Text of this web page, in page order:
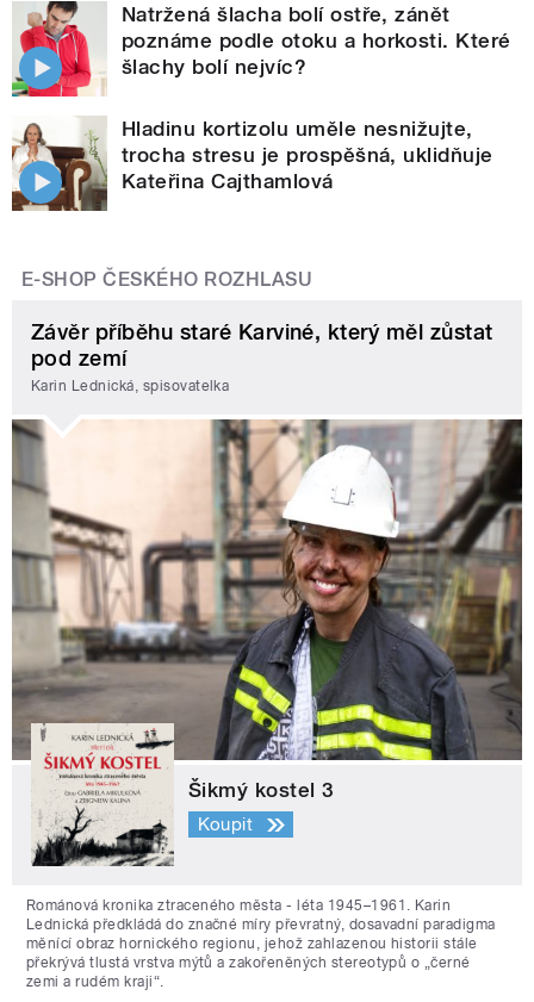
Natržená šlacha bolí ostře, zánět
poznáme podle otoku a horkosti. Které
šlachy bolí nejvíc?
Hladinu kortizolu uměle nesnižujte,
trocha stresu je prospěšná, uklidňuje
Kateřina Cajthamlová
E-SHOP ČESKÉHO ROZHLASU
Závěr příběhu staré Karviné, který měl zůstat
pod zemí
Karin Lednická, spisovatelka
Šikmý kostel 3
Koupit
Románová kronika ztraceného města - léta 1945–1961. Karin
Lednická předkládá do značné míry převratný, dosavadní paradigma
měnící obraz hornického regionu, jehož zahlazenou historii stále
překrývá tlustá vrstva mýtů a zakořeněných stereotypů o „černé
zemi a rudém kraji“.